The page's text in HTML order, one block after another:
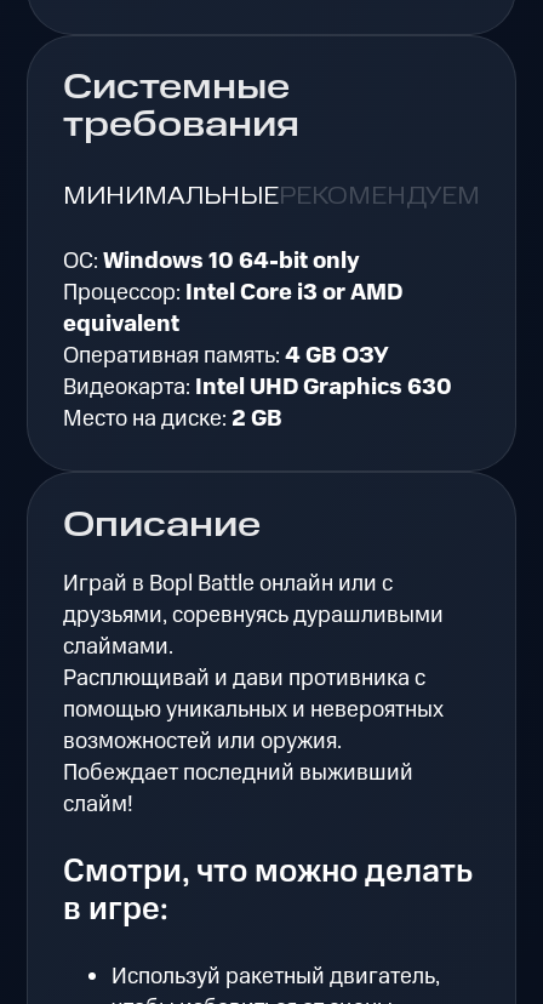
Описание
Играй в Bopl Battle онлайн или с
друзьями, соревнуясь дурашливыми
слаймами.
Расплющивай и дави противника с
помощью уникальных и невероятных
возможностей или оружия.
Побеждает последний выживший
слайм!
Смотри, что можно делать
в игре:
Используй ракетный двигатель,
Системные
требования
МИНИМАЛЬНЫЕРЕКОМЕНДУЕМЫЕ
ОС:Windows 10 64-bit only
Процессор: Intel Core i3 or AMD
equivalent
Оперативная память:4 GB ОЗУ
Видеокарта: Intel UHD Graphics 630
Место на диске: 2 GB